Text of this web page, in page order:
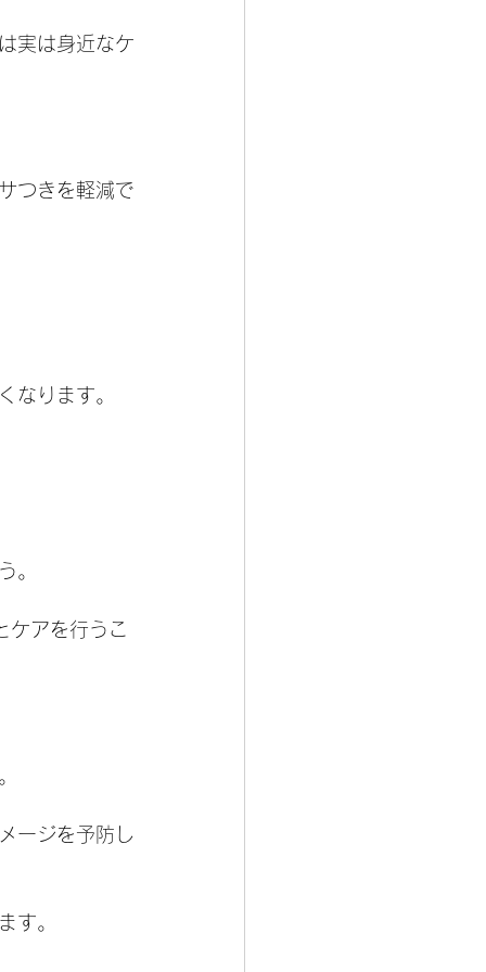
実は身近なケ
つきを軽減で
なります。
。
ケアを行うこ
ージを予防し
す。